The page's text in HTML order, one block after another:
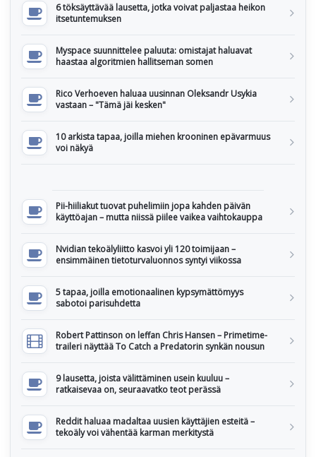
6 töksäyttävää lausetta, jotka voivat paljastaa heikon
itsetuntemuksen
Myspace suunnittelee paluuta: omistajat haluavat
haastaa algoritmien hallitseman somen
Rico Verhoeven haluaa uusinnan Oleksandr Usykia
vastaan – "Tämä jäi kesken"
10 arkista tapaa, joilla miehen krooninen epävarmuus
voi näkyä
Pii-hiiliakut tuovat puhelimiin jopa kahden päivän
käyttöajan – mutta niissä piilee vaikea vaihtokauppa
Nvidian tekoälyliitto kasvoi yli 120 toimijaan –
ensimmäinen tietoturvaluonnos syntyi viikossa
5 tapaa, joilla emotionaalinen kypsymättömyys
sabotoi parisuhdetta
Robert Pattinson on leffan Chris Hansen – Primetime-
traileri näyttää To Catch a Predatorin synkän nousun
9 lausetta, joista välittäminen usein kuuluu –
ratkaisevaa on, seuraavatko teot perässä
Reddit haluaa madaltaa uusien käyttäjien esteitä –
tekoäly voi vähentää karman merkitystä